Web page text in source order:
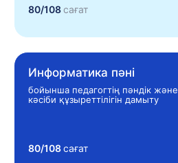
80/108сағат
Информатика пәні
бойынша педагогтің пәндік және
кәсіби құзыреттілігін дамыту
80/108сағат